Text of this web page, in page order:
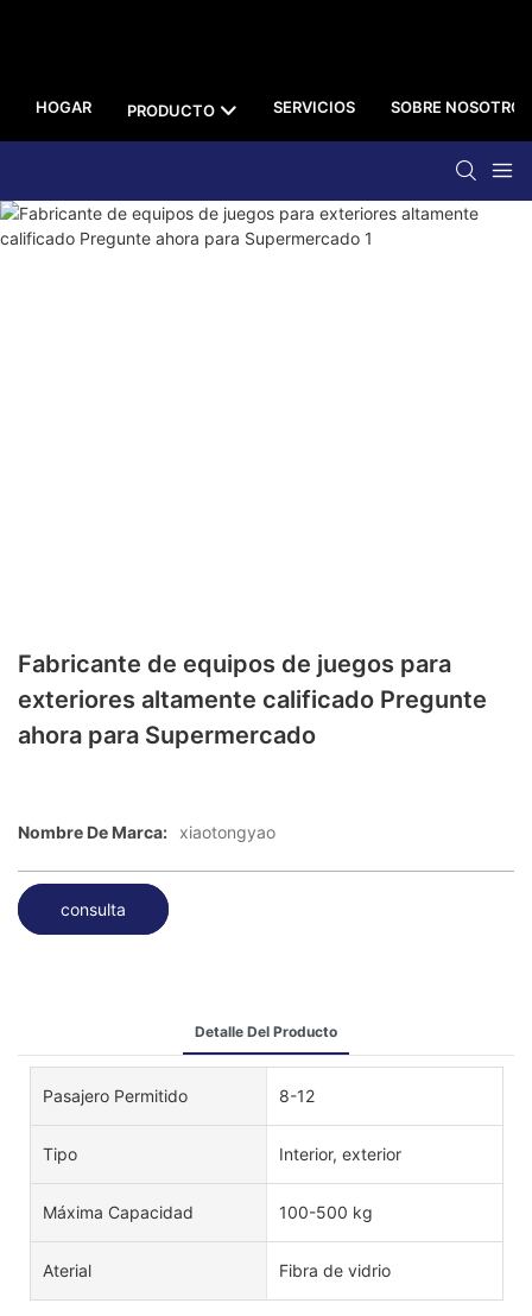
HOGAR PRODUCTO SERVICIOS SOBRE NOSOTROS
Fabricante de equipos de juegos para
exteriores altamente calificado Pregunte
ahora para Supermercado
Nombre De Marca: xiaotongyao
consulta
Detalle Del Producto
Pasajero Permitido 8-12
Tipo Interior, exterior
Máxima Capacidad 100-500 kg
Aterial Fibra de vidrio